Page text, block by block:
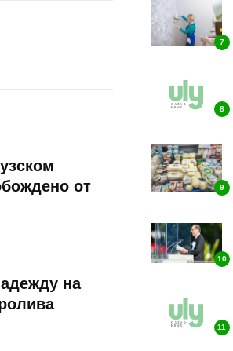
от
на
7
8
9
10
11